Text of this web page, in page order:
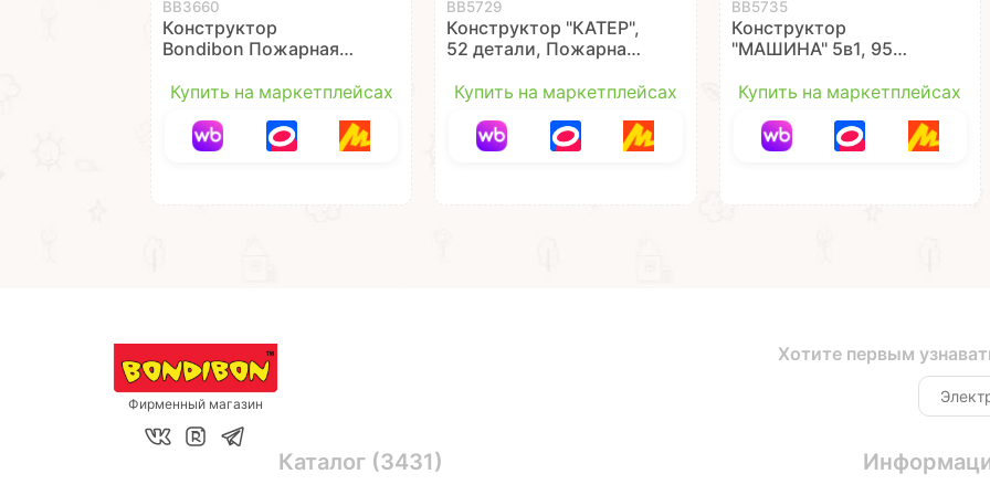
ВВ3660
Конструктор
Bondibon Пожарная
с прицепом 143
Купить на маркетплейсах
ВВ5729
Конструктор "КАТЕР",
52 детали, Пожарная
Купить на маркетплейсах
ВВ5735
Конструктор
"МАШИНА" 5в1, 95
огнетушителем,
Bondibon
Купить на маркетплейсах
Фирменный магазин
Хотите первым
Каталог (3431)